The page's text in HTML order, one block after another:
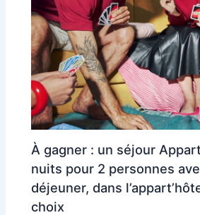
À gagner : un séjour
nuits pour 2 personnes
déjeuner, dans
choix